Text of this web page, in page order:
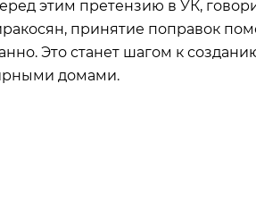
этим претензию в УК,
принятие поправок
Это станет шагом к
домами.